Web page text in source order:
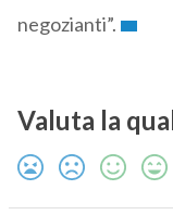
negozianti”.
Valuta la